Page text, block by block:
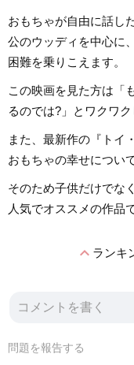
おもちゃが自由に話し
公のウッディを中心に
困難を乗りこえます。
この映画を見た方は「
るのでは?」とワクワ
また、最新作の『トイ
おもちゃの幸せについ
そのため子供だけでな
人気でオススメの作品
expand_lessランキ
問題を報告する